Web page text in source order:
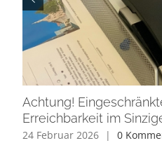
Achtung!
Erreichbarkeit im
24 Februar 2026 | 0